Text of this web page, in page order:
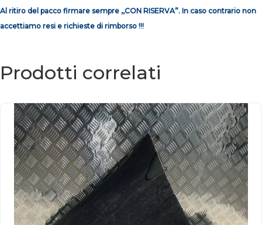
Al ritiro del pacco firmare sempre ,,CON RISERVA”. In caso contrario non
accettiamo resi e richieste di rimborso !!!
Prodotti correlati